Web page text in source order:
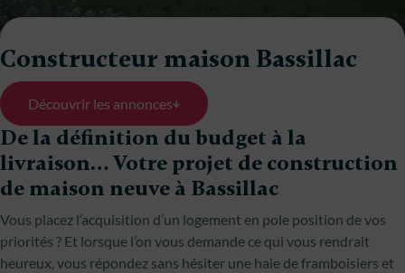
Constructeur maison Bassillac
Découvrir les annonces
De la définition du budget à la
livraison… Votre projet de construction
de maison neuve à Bassillac
Vous placez l’acquisition d’un logement en pole position de vos
priorités ? Et lorsque l’on vous demande ce qui vous rendrait
heureux, vous répondez sans hésiter une haie de framboisiers et